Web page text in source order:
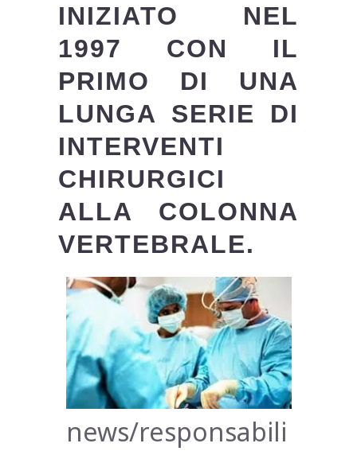
INIZIATO NEL
1997 CON IL
PRIMO DI UNA
LUNGA SERIE DI
INTERVENTI
CHIRURGICI
ALLA COLONNA
VERTEBRALE.
news/responsabili